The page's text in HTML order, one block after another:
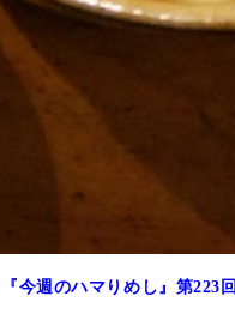
今週のハマりめし』第223回